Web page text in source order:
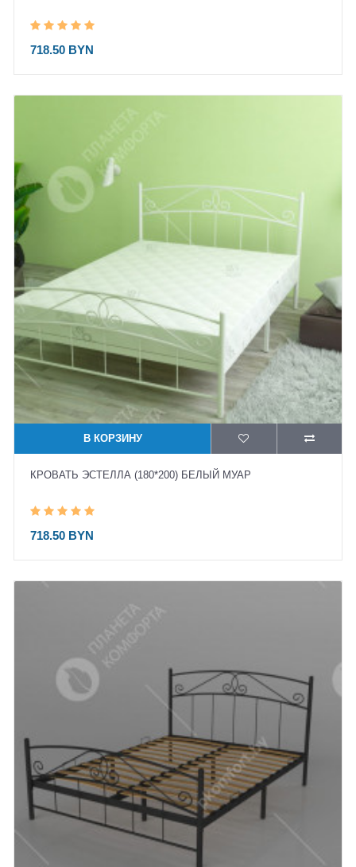
718.50 BYN
В КОРЗИНУ
КРОВАТЬ ЭСТЕЛЛА (180*200) БЕЛЫЙ МУАР
718.50 BYN